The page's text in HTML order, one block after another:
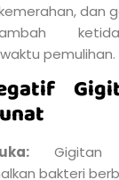
dan
pemulihan.
Gigitan
bakteri